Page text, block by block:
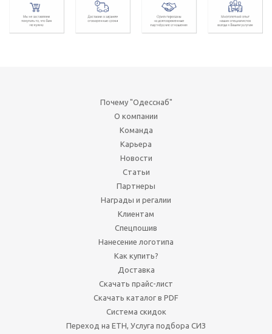
Почему "Одесснаб"
О компании
Команда
Карьера
Новости
Статьи
Партнеры
Награды и регалии
Клиентам
Спецпошив
Нанесение логотипа
Как купить?
Доставка
Скачать прайс-лист
Скачать каталог в PDF
Система скидок
Переход на ЕТН, Услуга подбора СИЗ